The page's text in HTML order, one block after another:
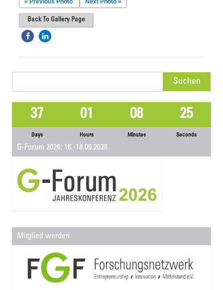
« Previous Photo Next Photo »
Back To Gallery Page
37
Days
01
Hours
08
Minutes
25
Seconds
G-Forum 2026: 16.-18.09.2026
Mitglied werden